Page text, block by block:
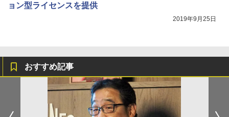
ョン型ライセンスを提供
2019年9月25日
おすすめ記事